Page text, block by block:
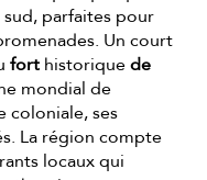
parfaites pour
Un court
fort historiquede
mondial de
coloniale, ses
La région compte
locaux qui